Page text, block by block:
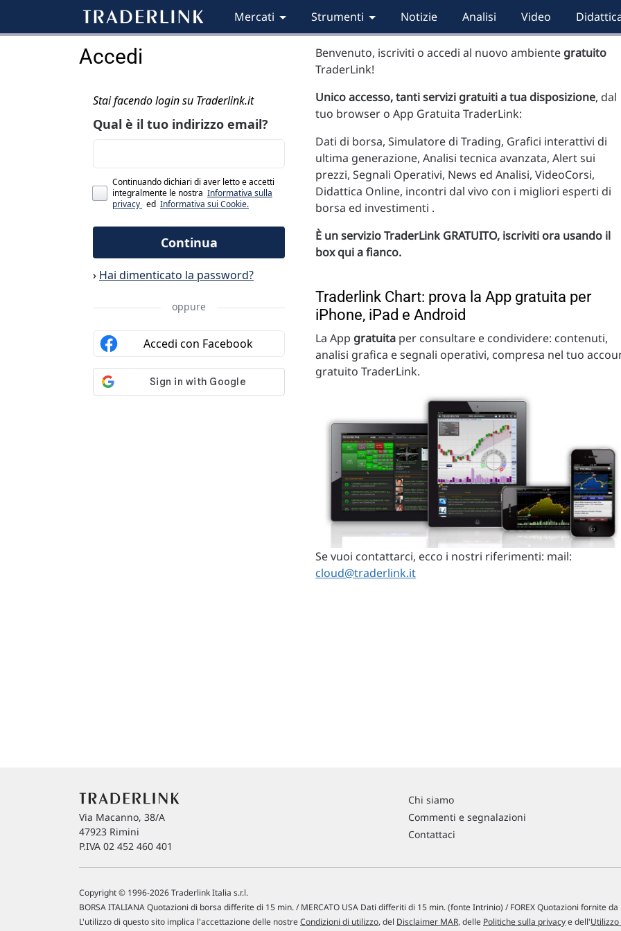
Mercati Strumenti Notizie Analisi Video
Accedi Benvenuto, iscriviti o accedi al nuovo ambiente gratuito
TraderLink!
Unico accesso, tanti servizi gratuiti a tua disposizione, dal
tuo browser o App Gratuita TraderLink:
Dati di borsa, Simulatore di Trading, Grafici interattivi di
ultima generazione, Analisi tecnica avanzata, Alert sui
prezzi, Segnali Operativi, News ed Analisi, VideoCorsi,
Didattica Online, incontri dal vivo con i migliori esperti di
borsa ed investimenti .
È un servizio TraderLink GRATUITO, iscriviti ora usando il
box qui a fianco.
Traderlink Chart: prova la App gratuita per
iPhone, iPad e Android
La App gratuita per consultare e condividere: contenuti,
analisi grafica e segnali operativi, compresa nel tuo
gratuito TraderLink.
Se vuoi contattarci, ecco i nostri riferimenti: mail:
cloud@traderlink.it
Via Macanno, 38/A
47923 Rimini
P.IVA 02 452 460 401
Chi siamo
Commenti e segnalazioni
Contattaci
Copyright © 1996-2026 Traderlink Italia s.r.l.
BORSA ITALIANA Quotazioni di borsa differite di 15 min. / MERCATO USA Dati differiti di 15 min. (fonte Intrinio) / FOREX Quotazioni fornite da
L'utilizzo di questo sito implica l'accettazione delle nostreCondizioni di utilizzo, del Disclaimer MAR, delle Politiche sulla privacye dell'